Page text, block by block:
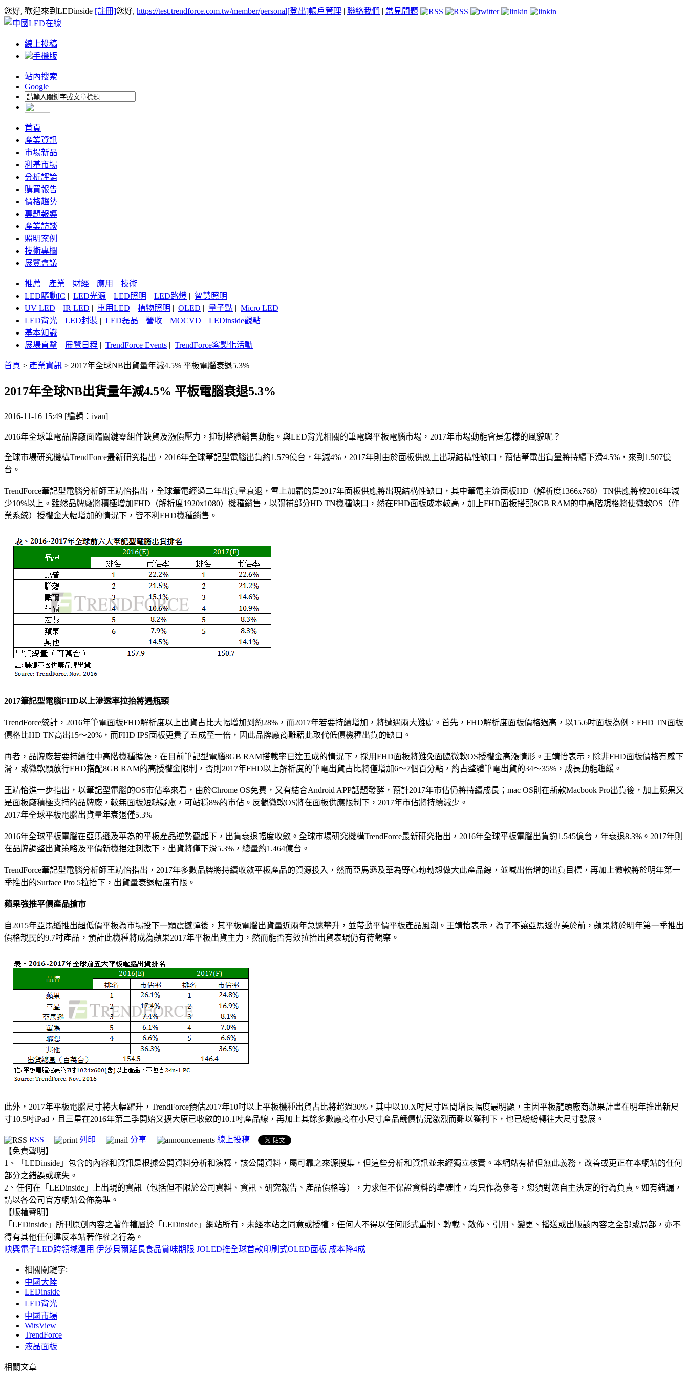
您好, 歡迎來到LEDinside [註冊]您好, https://test.trendforce.com.tw/member/personal[登出]帳戶管理 | 聯絡我們 | 常見問題
線上投稿
手機版
站內搜索
Google
首頁
產業資訊
市場新品
利基市場
分析評論
購買報告
價格趨勢
專題報導
產業訪談
照明案例
技術專欄
展覽會議
推薦 | 產業 | 財經 | 應用 | 技術
LED驅動IC | LED光源 | LED照明 | LED路燈 | 智慧照明
UV LED | IR LED | 車用LED | 植物照明 | OLED | 量子點 | Micro LED
LED背光 | LED封裝 | LED磊晶 | 營收 | MOCVD | LEDinside觀點
基本知識
展場直擊 | 展覽日程 | TrendForce Events | TrendForce客製化活動
首頁 > 產業資訊 > 2017年全球NB出貨量年減4.5% 平板電腦衰退5.3%
2017年全球NB出貨量年減4.5% 平板電腦衰退5.3%
2016-11-16 15:49 [編輯：ivan]
2016年全球筆電品牌廠面臨關鍵零組件缺貨及漲價壓力，抑制整體銷售動能。與LED背光相關的筆電與平板電腦市場，2017年市場動能會是怎樣的風貌呢？
全球市場研究機構TrendForce最新研究指出，2016年全球筆記型電腦出貨約1.579億台，年減4%，2017年則由於面板供應上出現結構性缺口，預估筆電出貨量將持續下滑4.5%，來到1.507億
台。
TrendForce筆記型電腦分析師王靖怡指出，全球筆電經過二年出貨量衰退，雪上加霜的是2017年面板供應將出現結構性缺口，其中筆電主流面板HD（解析度1366x768）TN供應將較2016年減
少10%以上。雖然品牌廠將積極增加FHD（解析度1920x1080）機種銷售，以彌補部分HD TN機種缺口，然在FHD面板成本較高，加上FHD面板搭配8GB RAM的中高階規格將使微軟OS（作
業系統）授權金大幅增加的情況下，皆不利FHD機種銷售。
2017筆記型電腦FHD以上滲透率拉抬將遇瓶頸
TrendForce統計，2016年筆電面板FHD解析度以上出貨占比大幅增加到約28%，而2017年若要持續增加，將遭遇兩大難處。首先，FHD解析度面板價格過高，以15.6吋面板為例，FHD TN面板
價格比HD TN高出15～20%，而FHD IPS面板更貴了五成至一倍，因此品牌廠商難藉此取代低價機種出貨的缺口。
再者，品牌廠若要持續往中高階機種擴張，在目前筆記型電腦8GB RAM搭載率已達五成的情況下，採用FHD面板將難免面臨微軟OS授權金高漲情形。王靖怡表示，除非FHD面板價格有感下
滑，或微軟願放行FHD搭配8GB RAM的高授權金限制，否則2017年FHD以上解析度的筆電出貨占比將僅增加6～7個百分點，約占整體筆電出貨的34～35%，成長動能趨緩。
王靖怡進一步指出，以筆記型電腦的OS市佔率來看，由於Chrome OS免費，又有結合Android APP話題發酵，預計2017年市佔仍將持續成長；mac OS則在新款Macbook Pro出貨後，加上蘋果又
是面板廠積極支持的品牌廠，較無面板短缺疑慮，可站穩8%的市佔。反觀微軟OS將在面板供應限制下，2017年市佔將持續減少。
2017年全球平板電腦出貨量年衰退僅5.3%
2016年全球平板電腦在亞馬遜及華為的平板產品逆勢竄起下，出貨衰退幅度收斂。全球市場研究機構TrendForce最新研究指出，2016年全球平板電腦出貨約1.545億台，年衰退8.3%。2017年則
在品牌調整出貨策略及平價新機挹注刺激下，出貨將僅下滑5.3%，總量約1.464億台。
TrendForce筆記型電腦分析師王靖怡指出，2017年多數品牌將持續收斂平板產品的資源投入，然而亞馬遜及華為野心勃勃想做大此產品線，並喊出倍增的出貨目標，再加上微軟將於明年第一
季推出的Surface Pro 5拉抬下，出貨量衰退幅度有限。
蘋果強推平價產品搶市
自2015年亞馬遜推出超低價平板為市場投下一顆震撼彈後，其平板電腦出貨量近兩年急遽攀升，並帶動平價平板產品風潮。王靖怡表示，為了不讓亞馬遜專美於前，蘋果將於明年第一季推出
價格親民的9.7吋產品，預計此機種將成為蘋果2017年平板出貨主力，然而能否有效拉抬出貨表現仍有待觀察。
此外，2017年平板電腦尺寸將大幅躍升，TrendForce預估2017年10吋以上平板機種出貨占比將超過30%，其中以10.X吋尺寸區間增長幅度最明顯，主因平板龍頭廠商蘋果計畫在明年推出新尺
寸10.5吋iPad，且三星在2016年第二季開始又擴大原已收斂的10.1吋產品線，再加上其餘多數廠商在小尺寸產品競價情況激烈而難以獲利下，也已紛紛轉往大尺寸發展。
RSS 列印 分享
線上投稿
【免責聲明】
1、「LEDinside」包含的內容和資訊是根據公開資料分析和演釋，該公開資料，屬可靠之來源搜集，但這些分析和資訊並未經獨立核實。本網站有權但無此義務，改善或更正在本網站的任何
部分之錯誤或疏失。
2、任何在「LEDinside」上出現的資訊（包括但不限於公司資料、資訊、研究報告、產品價格等），力求但不保證資料的準確性，均只作為參考，您須對您自主決定的行為負責。如有錯漏，
請以各公司官方網站公佈為準。
【版權聲明】
「LEDinside」所刊原創內容之著作權屬於「LEDinside」網站所有，未經本站之同意或授權，任何人不得以任何形式重制、轉載、散佈、引用、變更、播送或出版該內容之全部或局部，亦不
得有其他任何違反本站著作權之行為。
映興電子LED跨領域運用 伊莎貝爾延長食品賞味期限 JOLED推全球首款印刷式OLED面板 成本降4成
相關關鍵字:
中國大陸
LEDinside
LED背光
中國市場
WitsView
TrendForce
液晶面板
相關文章